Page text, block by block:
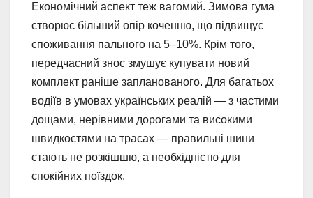
Економічний аспект теж вагомий. Зимова гума
створює більший опір коченню, що підвищує
споживання пального на 5–10%. Крім того,
передчасний знос змушує купувати новий
комплект раніше запланованого. Для багатьох
водіїв в умовах українських реалій — з частими
дощами, нерівними дорогами та високими
швидкостями на трасах — правильні шини
стають не розкішшю, а необхідністю для
спокійних поїздок.